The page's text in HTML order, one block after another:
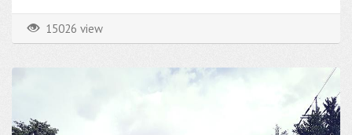
15026 view